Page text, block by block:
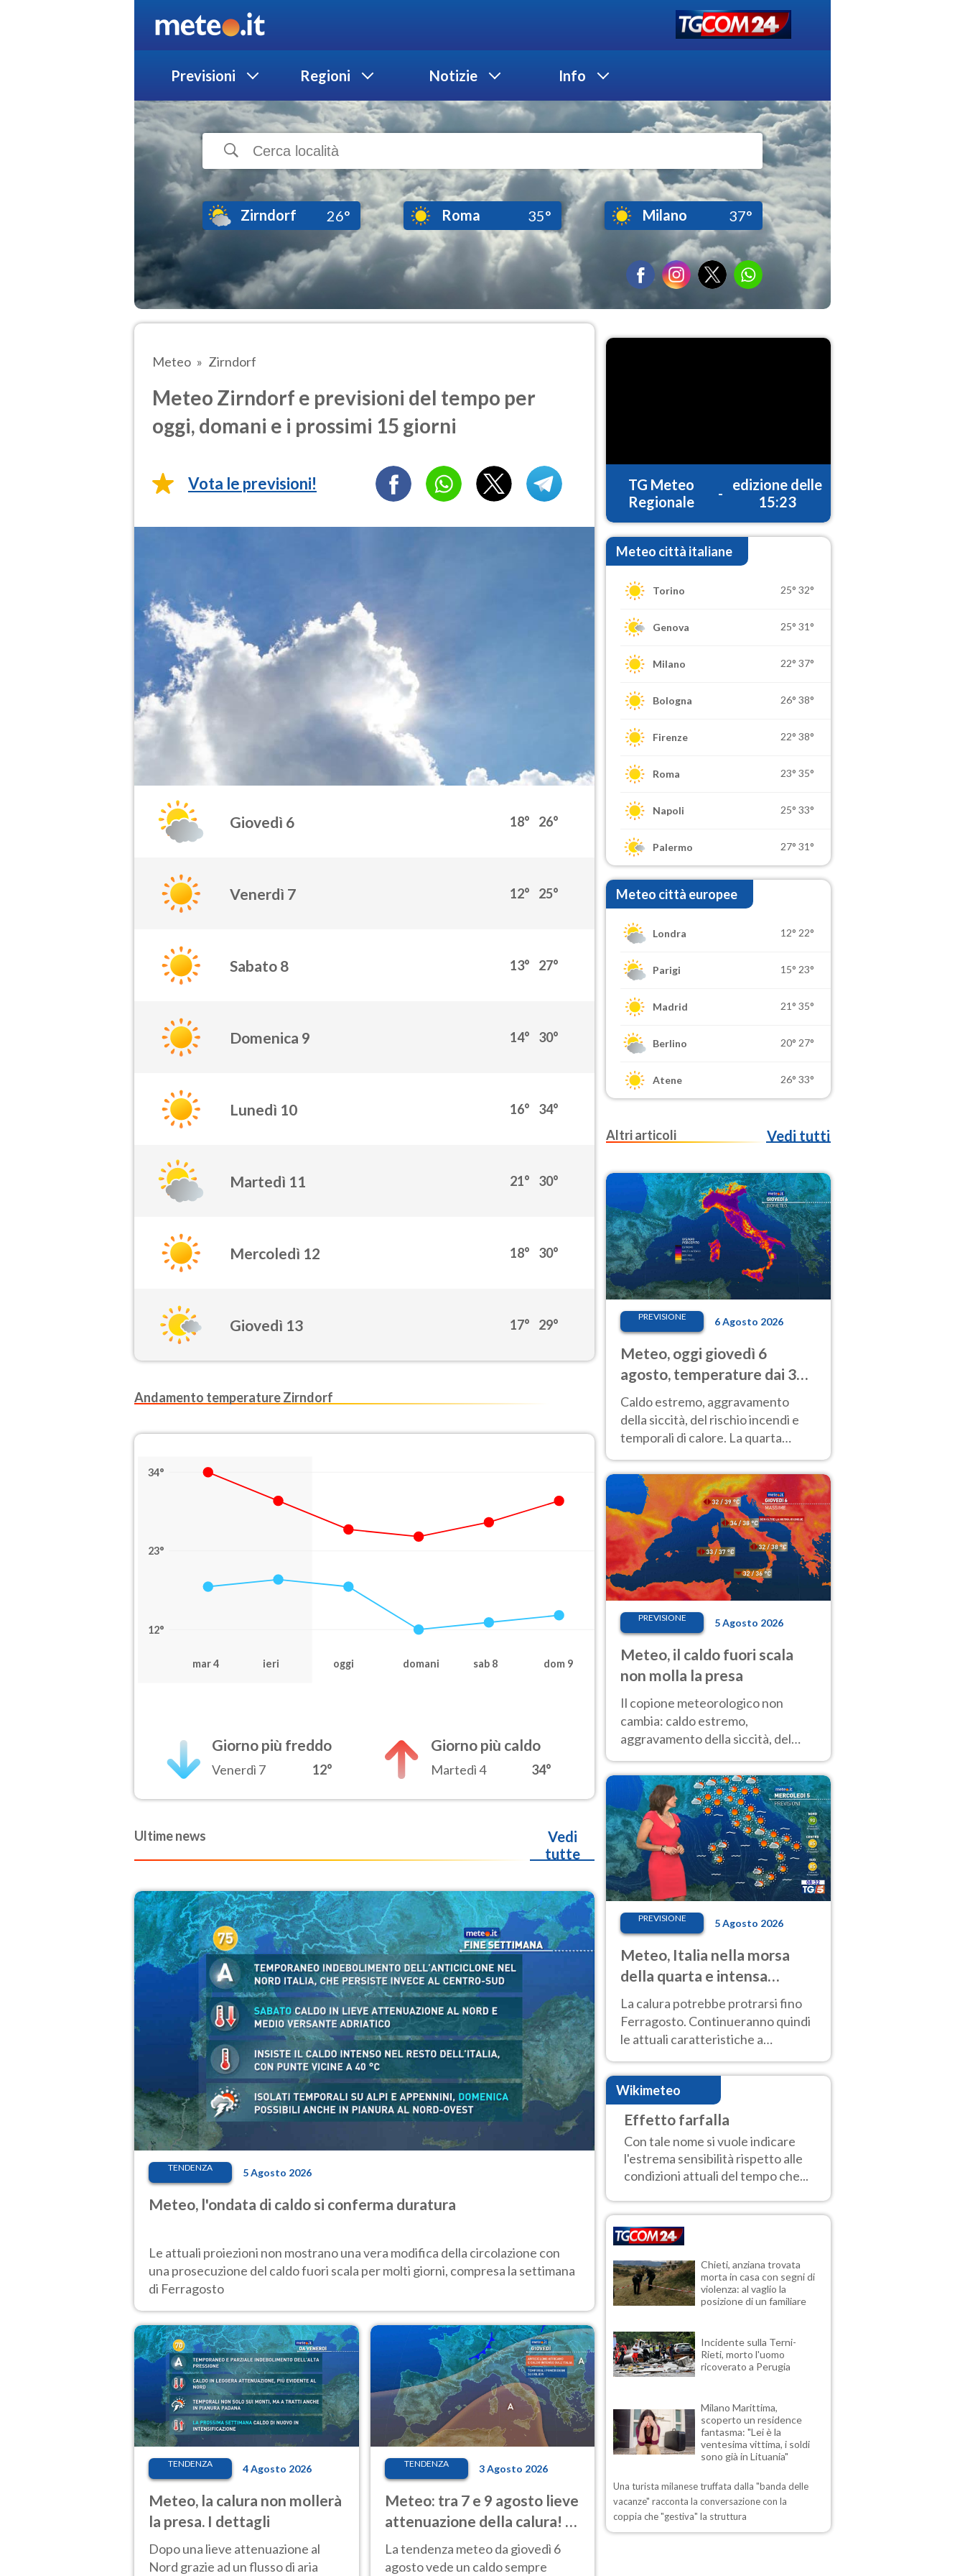
Previsioni Regioni Notizie Info
Zirndorf 26° Roma 35° Milano 37°
Meteo Zirndorf
Meteo Zirndorf e previsioni del tempo per
oggi, domani e i prossimi 15 giorni
Vota le previsioni!
Giovedì 6 18° 26°
Venerdì 7 12° 25°
Sabato 8 13° 27°
Domenica 9 14° 30°
Lunedì 10 16° 34°
Martedì 11 21° 30°
Mercoledì 12 18° 30°
Giovedì 13 17° 29°
Andamento temperature Zirndorf
34°
23°
12°
mar 4 ieri oggi domani sab 8 dom 9
Giorno più freddo
Venerdì 7 12°
Giorno più caldo
Martedì 4 34°
Ultime news
Vedi
tutte
TENDENZA 5 Agosto 2026
Meteo, l'ondata di caldo si conferma duratura
Le attuali proiezioni non mostrano una vera modifica della circolazione con
una prosecuzione del caldo fuori scala per molti giorni, compresa la settimana
di Ferragosto
TENDENZA 4 Agosto 2026
Meteo, la calura non mollerà
la presa. I dettagli
Dopo una lieve attenuazione al
Nord grazie ad un flusso di aria
TENDENZA 3 Agosto 2026
Meteo: tra 7 e 9 agosto lieve
attenuazione della calura! Al
Nord rischio temporali
La tendenza meteo da giovedì 6
agosto vede un caldo sempre
TG Meteo
Regionale
-
edizione delle
15:23
Meteo città italiane
Torino 25° 32°
Genova 25° 31°
Milano 22° 37°
Bologna 26° 38°
Firenze 22° 38°
Roma 23° 35°
Napoli 25° 33°
Palermo 27° 31°
Meteo città europee
Londra 12° 22°
Parigi 15° 23°
Madrid 21° 35°
Berlino 20° 27°
Atene 26° 33°
Altri articoli Vedi tutti
PREVISIONE 6 Agosto 2026
Meteo, oggi giovedì 6
agosto, temperature dai 33
ai 40 gradi
Caldo estremo, aggravamento
della siccità, del rischio incendi e
temporali di calore. La quarta
tregua e durerà fino Ferragosto
PREVISIONE 5 Agosto 2026
Meteo, il caldo fuori scala
non molla la presa
Il copione meteorologico non
cambia: caldo estremo,
aggravamento della siccità, del
calore. Nessun cambiamento fino
Ferragosto
PREVISIONE 5 Agosto 2026
Meteo, Italia nella morsa
della quarta e intensa
ondata di caldo
La calura potrebbe protrarsi fino
Ferragosto. Continueranno quindi
le attuali caratteristiche a
dominare le prossime giornate:
caldo estremo e temporali di calore
Wikimeteo
Effetto farfalla
Con tale nome si vuole indicare
l'estrema sensibilità rispetto alle
condizioni attuali del tempo che...
Chieti, anziana trovata
morta in casa con segni di
violenza: al vaglio la
posizione di un familiare
Incidente sulla Terni-
Rieti, morto l'uomo
ricoverato a Perugia
Milano Marittima,
scoperto un residence
fantasma: "Lei è la
ventesima vittima, i soldi
sono già in Lituania"
Una turista milanese truffata dalla "banda delle
vacanze" racconta la conversazione con la
coppia che "gestiva" la struttura